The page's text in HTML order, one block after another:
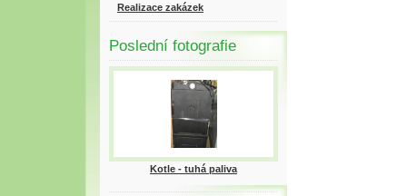
Realizace zakázek
Poslední fotografie
Kotle - tuhá paliva